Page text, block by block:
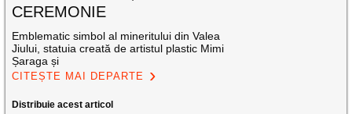
CEREMONIE
Emblematic simbol al mineritului din Valea
Jiului, statuia creată de artistul plastic Mimi
Șaraga și
CITEȘTE MAI DEPARTE
Distribuie acest articol